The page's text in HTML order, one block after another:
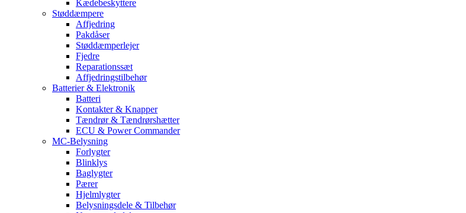
Kædebeskyttere
Støddæmpere
Affjedring
Pakdåser
Støddæmperlejer
Fjedre
Reparationssæt
Affjedringstilbehør
Batterier & Elektronik
Batteri
Kontakter & Knapper
Tændrør & Tændrørshætter
ECU & Power Commander
MC-Belysning
Forlygter
Blinklys
Baglygter
Pærer
Hjelmlygter
Belysningsdele & Tilbehør